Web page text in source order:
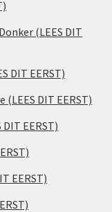
(LEES DIT
DIT EERST)
DIT EERST)
EERST)
EERST)